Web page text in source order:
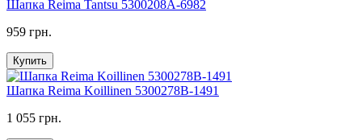
Шапка Reima Tantsu 5300208A-6982
959 грн.
Купить
Шапка Reima Koillinen 5300278B-1491
1 055 грн.